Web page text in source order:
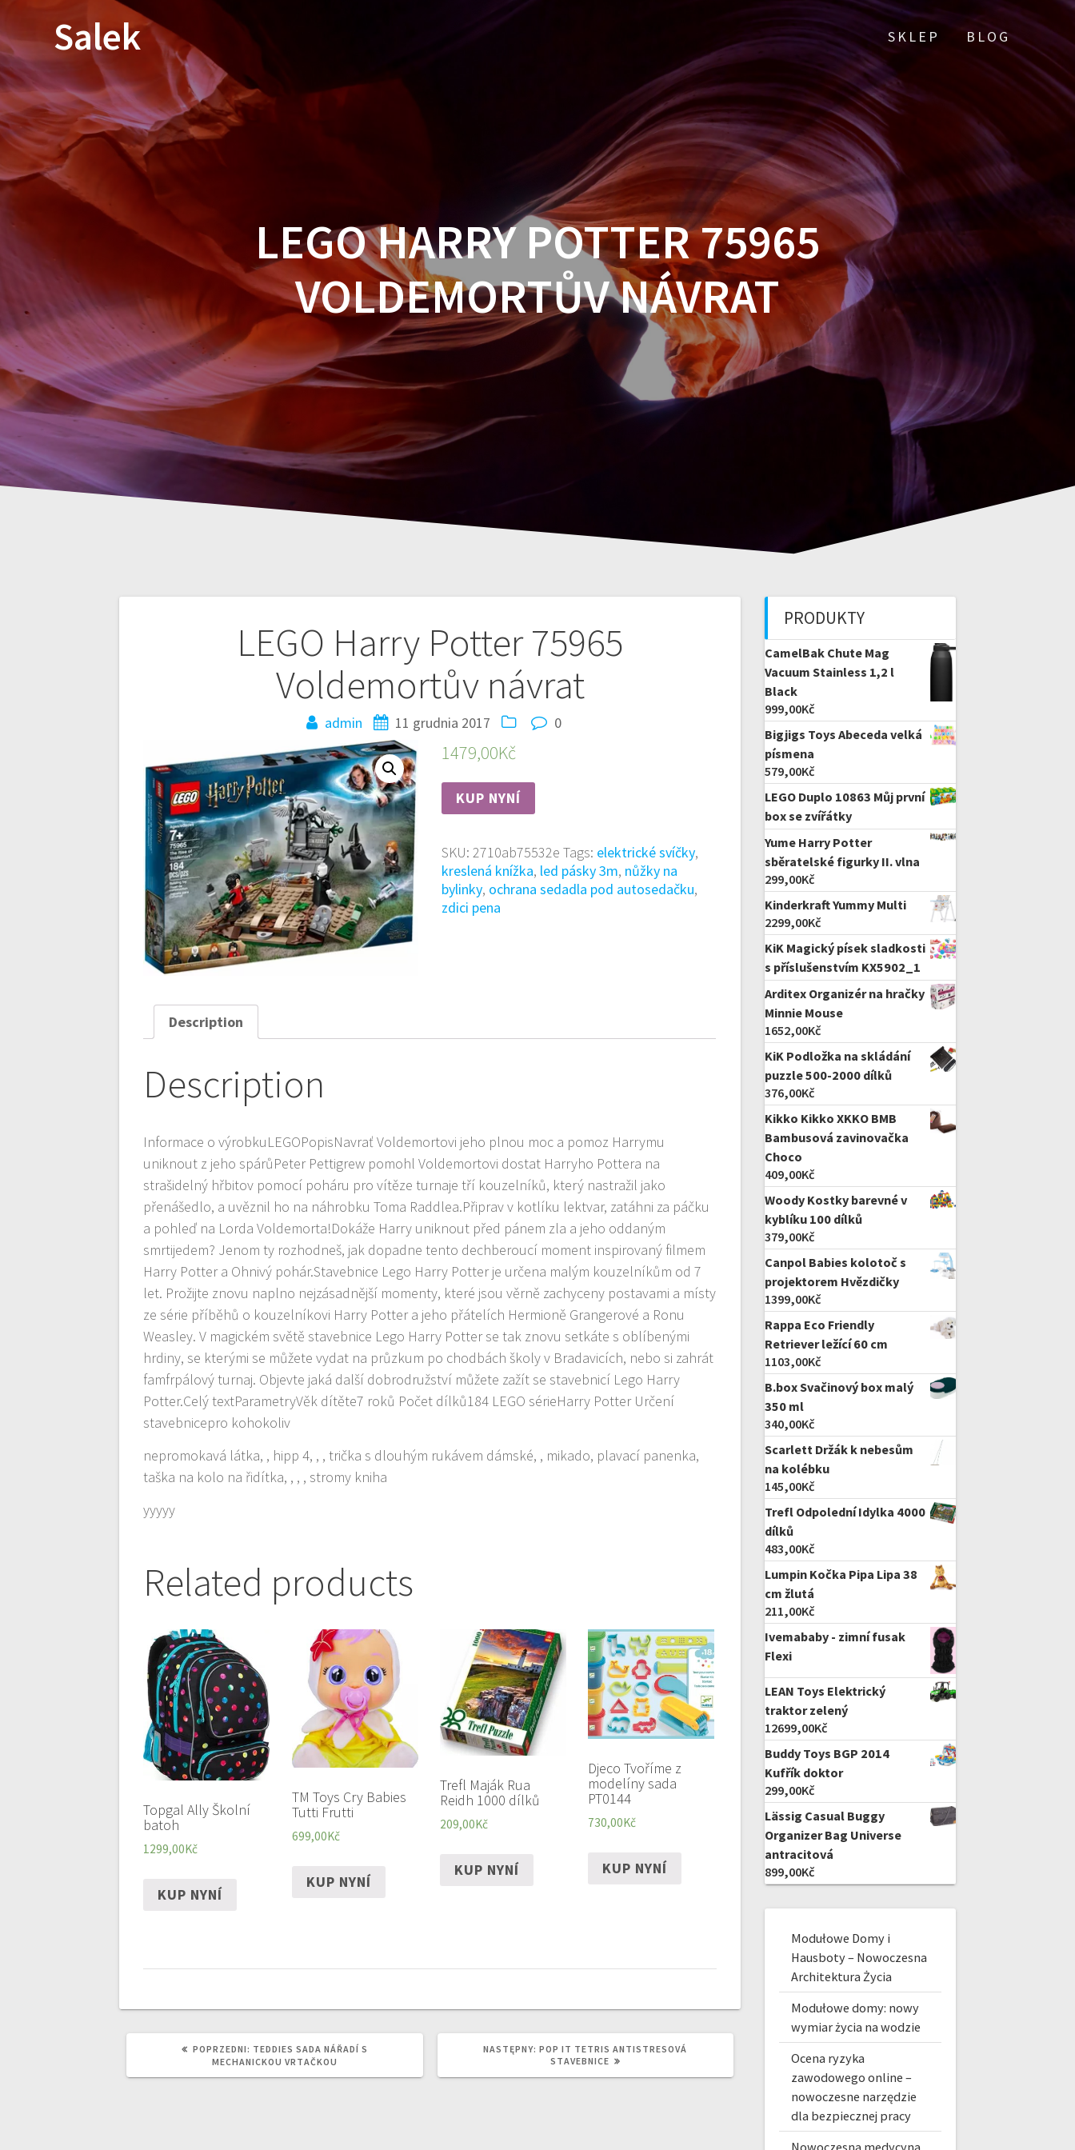
treści
Salek SKLEP BLOG
LEGO HARRY POTTER 75965
VOLDEMORTŮV NÁVRAT
LEGO Harry Potter 75965
Voldemortův návrat
admin 11 grudnia 2017 0
1479,00Kč
KUP NYNÍ
SKU: 2710ab75532e Tags: elektrické svíčky,
kreslená knížka, led pásky 3m, nůžky na
bylinky, ochrana sedadla pod autosedačku,
zdici pena
Description
Description
Informace o výrobkuLEGOPopisNavrať Voldemortovi jeho plnou moc a pomoz Harrymu
uniknout z jeho spárůPeter Pettigrew pomohl Voldemortovi dostat Harryho Pottera na
strašidelný hřbitov pomocí poháru pro vítěze turnaje tří kouzelníků, který nastražil jako
přenášedlo, a uvěznil ho na náhrobku Toma Raddlea.Připrav v kotlíku lektvar, zatáhni za páčku
a pohleď na Lorda Voldemorta!Dokáže Harry uniknout před pánem zla a jeho oddaným
smrtijedem? Jenom ty rozhodneš, jak dopadne tento dechberoucí moment inspirovaný filmem
Harry Potter a Ohnivý pohár.Stavebnice Lego Harry Potter je určena malým kouzelníkům od 7
let. Prožijte znovu naplno nejzásadnější momenty, které jsou věrně zachyceny postavami a místy
ze série příběhů o kouzelníkovi Harry Potter a jeho přátelích Hermioně Grangerové a Ronu
Weasley. V magickém světě stavebnice Lego Harry Potter se tak znovu setkáte s oblíbenými
hrdiny, se kterými se můžete vydat na průzkum po chodbách školy v Bradavicích, nebo si zahrát
famfrpálový turnaj. Objevte jaká další dobrodružství můžete zažít se stavebnicí Lego Harry
Potter.Celý textParametryVěk dítěte7 roků Počet dílků184 LEGO sérieHarry Potter Určení
stavebnicepro kohokoliv
nepromokavá látka, , hipp 4, , , trička s dlouhým rukávem dámské, , mikado, plavací panenka,
taška na kolo na řidítka, , , , stromy kniha
yyyyy
Related products
Topgal Ally Školní
batoh
1299,00Kč
KUP NYNÍ
TM Toys Cry Babies
Tutti Frutti
699,00Kč
KUP NYNÍ
Trefl Maják Rua
Reidh 1000 dílků
209,00Kč
KUP NYNÍ
Djeco Tvoříme z
modelíny sada
PT0144
730,00Kč
KUP NYNÍ
Nawigacja
POPRZEDNI: POPRZEDNI
WPIS:
TEDDIES SADA NÁŘADÍ S
MECHANICKOU VRTAČKOU
NASTĘPNY: NASTĘPNY
WPIS:
POP IT TETRIS ANTISTRESOVÁ
STAVEBNICE
PRODUKTY
CamelBak Chute Mag
Vacuum Stainless 1,2 l
Black
999,00Kč
Bigjigs Toys Abeceda velká
písmena
579,00Kč
LEGO Duplo 10863 Můj první
box se zvířátky
Yume Harry Potter
sběratelské figurky II. vlna
299,00Kč
Kinderkraft Yummy Multi
2299,00Kč
KiK Magický písek sladkosti
s příslušenstvím KX5902_1
Arditex Organizér na hračky
Minnie Mouse
1652,00Kč
KiK Podložka na skládání
puzzle 500-2000 dílků
376,00Kč
Kikko Kikko XKKO BMB
Bambusová zavinovačka
Choco
409,00Kč
Woody Kostky barevné v
kyblíku 100 dílků
379,00Kč
Canpol Babies kolotoč s
projektorem Hvězdičky
1399,00Kč
Rappa Eco Friendly
Retriever ležící 60 cm
1103,00Kč
B.box Svačinový box malý
350 ml
340,00Kč
Scarlett Držák k nebesům
na kolébku
145,00Kč
Trefl Odpolední Idylka 4000
dílků
483,00Kč
Lumpin Kočka Pipa Lipa 38
cm žlutá
211,00Kč
Ivemababy - zimní fusak
Flexi
LEAN Toys Elektrický
traktor zelený
12699,00Kč
Buddy Toys BGP 2014
Kufřík doktor
299,00Kč
Lässig Casual Buggy
Organizer Bag Universe
antracitová
899,00Kč
Modułowe Domy i
Hausboty – Nowoczesna
Architektura Życia
Modułowe domy: nowy
wymiar życia na wodzie
Ocena ryzyka
zawodowego online –
nowoczesne narzędzie
dla bezpiecznej pracy